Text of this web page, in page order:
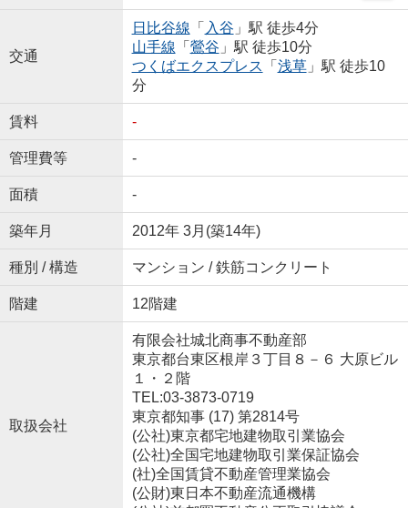
交通
日比谷線 「 入谷 」駅 徒歩4分
山手線 「 鶯谷 」駅 徒歩10分
つくばエクスプレス 「 浅草」駅 徒歩10
分
賃料 -
管理費等 -
面積 -
築年月 2012年 3月(築14年)
種別 / 構造 マンション / 鉄筋コンクリート
階建 12階建
取扱会社
有限会社城北商事不動産部
東京都台東区根岸３丁目８－６ 大原ビル
１・２階
TEL:03-3873-0719
東京都知事 (17) 第2814号
(公社)東京都宅地建物取引業協会
(公社)全国宅地建物取引業保証協会
(社)全国賃貸不動産管理業協会
(公財)東日本不動産流通機構